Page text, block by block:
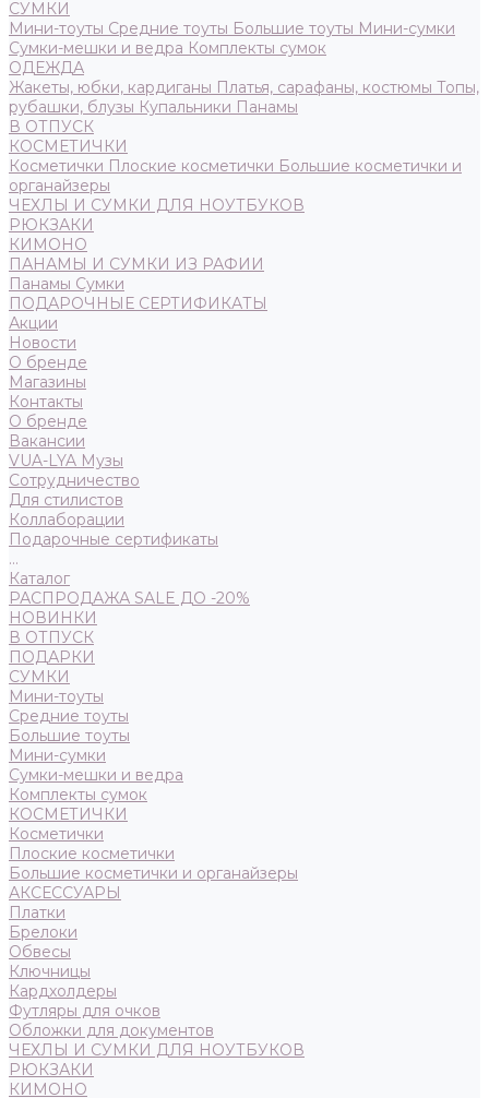
СУМКИ
Мини-тоуты Средние тоуты Большие тоуты Мини-сумки
Сумки-мешки и ведра Комплекты сумок
ОДЕЖДА
Жакеты, юбки, кардиганы Платья, сарафаны, костюмы Топы,
рубашки, блузы Купальники Панамы
В ОТПУСК
КОСМЕТИЧКИ
Косметички Плоские косметички Большие косметички и
органайзеры
ЧЕХЛЫ И СУМКИ ДЛЯ НОУТБУКОВ
РЮКЗАКИ
КИМОНО
ПАНАМЫ И СУМКИ ИЗ РАФИИ
Панамы Сумки
ПОДАРОЧНЫЕ СЕРТИФИКАТЫ
Акции
Новости
О бренде
Магазины
Контакты
О бренде
Вакансии
VUA-LYA Музы
Сотрудничество
Для стилистов
Коллаборации
Подарочные сертификаты
...
Каталог
РАСПРОДАЖА SALE ДО -20%
НОВИНКИ
В ОТПУСК
ПОДАРКИ
СУМКИ
Мини-тоуты
Средние тоуты
Большие тоуты
Мини-сумки
Сумки-мешки и ведра
Комплекты сумок
КОСМЕТИЧКИ
Косметички
Плоские косметички
Большие косметички и органайзеры
АКСЕССУАРЫ
Платки
Брелоки
Обвесы
Ключницы
Кардхолдеры
Футляры для очков
Обложки для документов
ЧЕХЛЫ И СУМКИ ДЛЯ НОУТБУКОВ
РЮКЗАКИ
КИМОНО